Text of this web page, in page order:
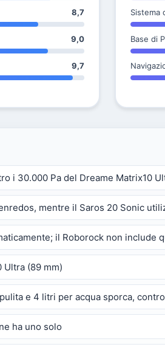
8,7
9,0
9,7
Sistema
Base di
i 30.000 Pa del Dreame Matrix10
mentre il Saros 20 Sonic
il Roborock non include
Ultra (89 mm)
e 4 litri per acqua sporca,
ha uno solo